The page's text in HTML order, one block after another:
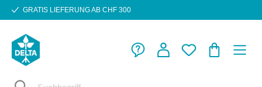
Zum Hauptinhalt springen
GRATIS LIEFERUNG AB CHF 300